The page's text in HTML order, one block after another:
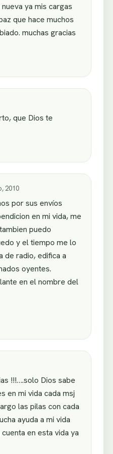
ya mis cargas
que hace muchos
muchas gracias
que Dios te
2010
por sus envíos
en mi vida, me
puedo
y el tiempo me lo
de radio, edifica a
oyentes.
en el nombre del
!!!….solo Dios sabe
en mi vida cada msj
las pilas con cada
ayuda a mi vida
en esta vida ya